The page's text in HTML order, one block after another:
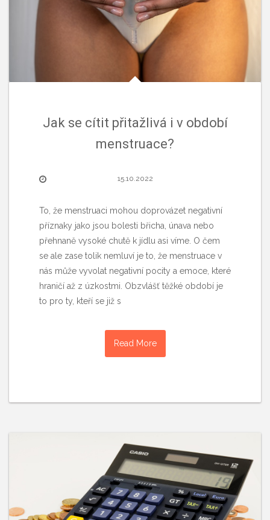
Jak se cítit přitažlivá i v období
menstruace?
15.10.2022
To, že menstruaci mohou doprovázet negativní
příznaky jako jsou bolesti břicha, únava nebo
přehnaně vysoké chutě k jídlu asi víme. O čem
se ale zase tolik nemluví je to, že menstruace v
nás může vyvolat negativní pocity a emoce, které
hraničí až z úzkostmi. Obzvlášť těžké období je
to pro ty, kteří se již s
Read More